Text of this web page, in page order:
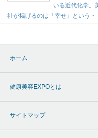
いる近代化学。
社が掲げるのは「幸せ」という・
ホーム
健康美容EXPOとは
サイトマップ